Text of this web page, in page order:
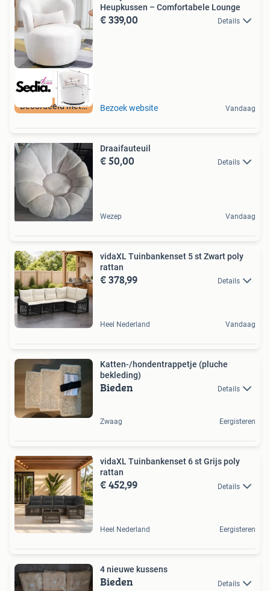
Beoordeeld met 9+
Heupkussen – Comfortabele Lounge
€ 339,00 Details
Bezoek website Vandaag
Draaifauteuil
€ 50,00 Details
Wezep Vandaag
vidaXL Tuinbankenset 5 st Zwart poly
rattan
€ 378,99 Details
Heel Nederland Vandaag
Katten-/hondentrappetje (pluche
bekleding)
Bieden Details
Zwaag Eergisteren
vidaXL Tuinbankenset 6 st Grijs poly
rattan
€ 452,99 Details
Heel Nederland Eergisteren
4 nieuwe kussens
Bieden Details